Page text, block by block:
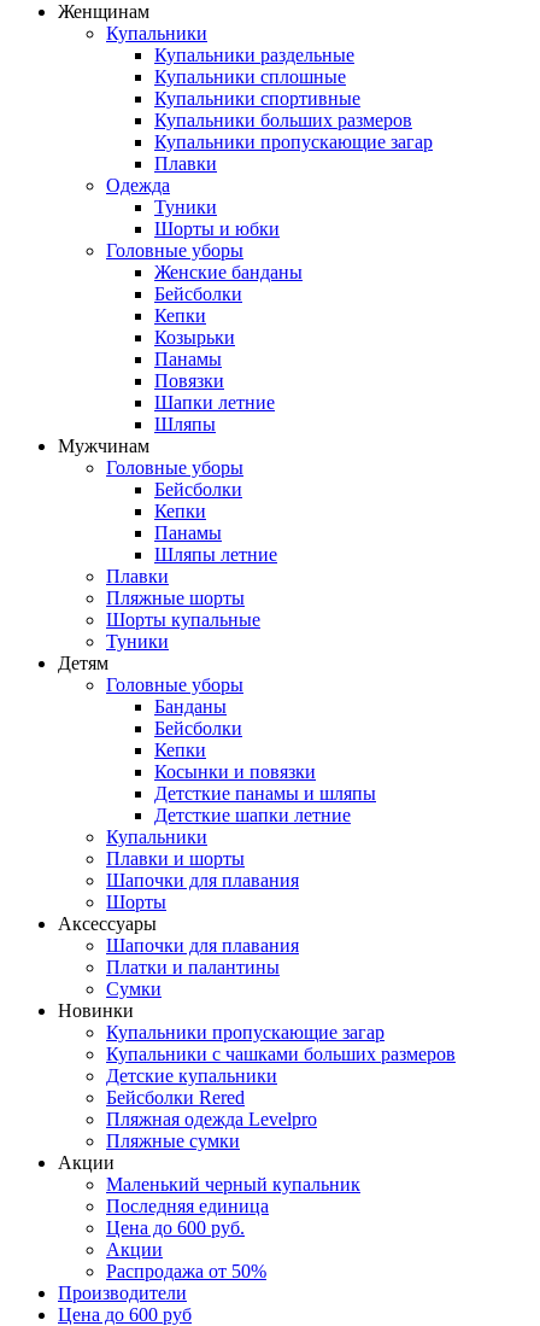
Женщинам
Купальники
Купальники раздельные
Купальники сплошные
Купальники спортивные
Купальники больших размеров
Купальники пропускающие загар
Плавки
Одежда
Туники
Шорты и юбки
Головные уборы
Женские банданы
Бейсболки
Кепки
Козырьки
Панамы
Повязки
Шапки летние
Шляпы
Мужчинам
Головные уборы
Бейсболки
Кепки
Панамы
Шляпы летние
Плавки
Пляжные шорты
Шорты купальные
Туники
Детям
Головные уборы
Банданы
Бейсболки
Кепки
Косынки и повязки
Детсткие панамы и шляпы
Детсткие шапки летние
Купальники
Плавки и шорты
Шапочки для плавания
Шорты
Аксессуары
Шапочки для плавания
Платки и палантины
Сумки
Новинки
Купальники пропускающие загар
Купальники с чашками больших размеров
Детские купальники
Бейсболки Rered
Пляжная одежда Levelpro
Пляжные сумки
Акции
Маленький черный купальник
Последняя единица
Цена до 600 руб.
Акции
Распродажа от 50%
Производители
Цена до 600 руб